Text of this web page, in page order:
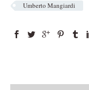
Umberto Mangiardi